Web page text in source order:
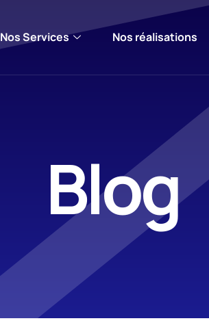
Nos Services Nos réalisations
Blog